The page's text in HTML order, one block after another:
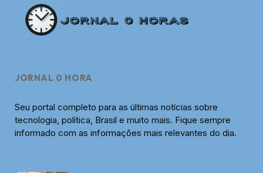
JORNAL 0 HORA
Seu portal completo para as últimas notícias sobre
tecnologia, política, Brasil e muito mais. Fique sempre
informado com as informações mais relevantes do dia.